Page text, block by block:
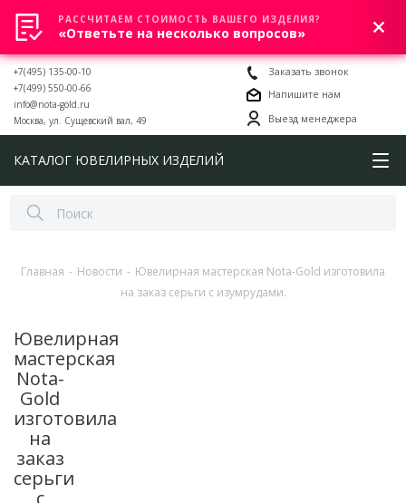
0
+7(495) 135-00-10
+7(499) 550-00-66
info@nota-gold.ru
Москва, ул. Сущевский вал, 49
Заказать звонок
Напишите нам
Выезд менеджера
КАТАЛОГ ЮВЕЛИРНЫХ ИЗДЕЛИЙ
Главная - Новости - Ювелирная мастерская Nota-Gold изготовила
на заказ серьги с изумрудами.
Ювелирная
мастерская
Nota-
Gold
изготовила
на
заказ
серьги
с
РАССЧИТАЕМ СТОИМОСТЬ ВАШЕГО ИЗДЕЛИЯ?
«Ответьте на несколько вопросов»